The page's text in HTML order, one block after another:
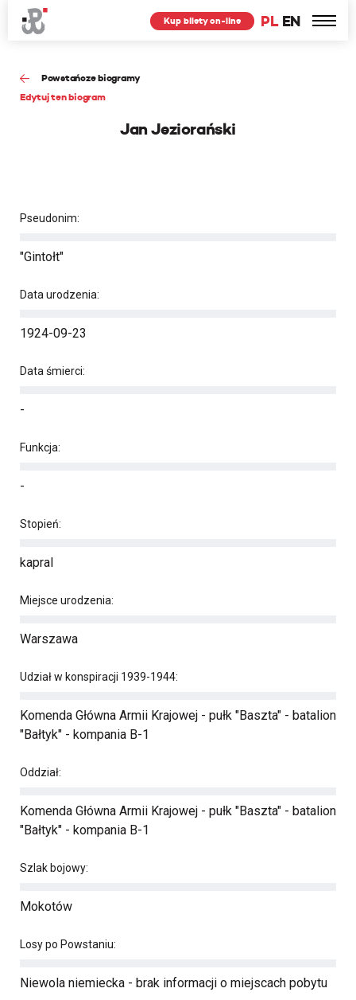
PL EN
Kup bilety on-line
Powstańcze biogramy
Edytuj ten biogram
Jan Jeziorański
Pseudonim:
"Gintołt"
Data urodzenia:
1924-09-23
Data śmierci:
-
Funkcja:
-
Stopień:
kapral
Miejsce urodzenia:
Warszawa
Udział w konspiracji 1939-1944:
Komenda Główna Armii Krajowej - pułk "Baszta" - batalion
"Bałtyk" - kompania B-1
Oddział:
Komenda Główna Armii Krajowej - pułk "Baszta" - batalion
"Bałtyk" - kompania B-1
Szlak bojowy:
Mokotów
Losy po Powstaniu:
Niewola niemiecka - brak informacji o miejscach pobytu